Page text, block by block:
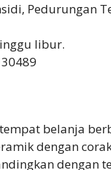
Pedurungan
libur.
belanja
dengan
dengan